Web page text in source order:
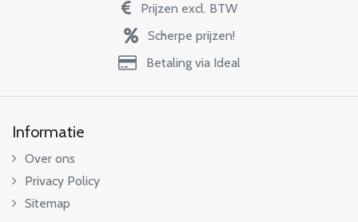
Prijzen excl. BTW
Scherpe prijzen!
Betaling via Ideal
Informatie
Over ons
Privacy Policy
Sitemap